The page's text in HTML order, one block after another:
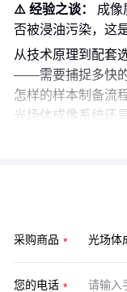
⚠️ 经验之谈：
成像
否被浸油污染，这
从技术原理到配套
——需要捕捉多快的
怎样的样本制备流
光场体成像系统还
采购商品
您的电话